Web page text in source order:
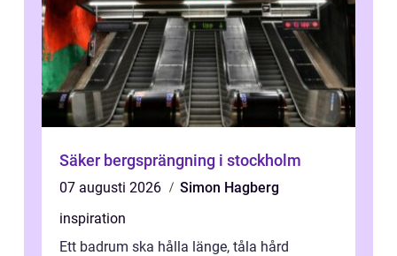
Säker bergsprängning i stockholm
07 augusti 2026
Simon Hagberg
inspiration
Ett badrum ska hålla länge, tåla hård